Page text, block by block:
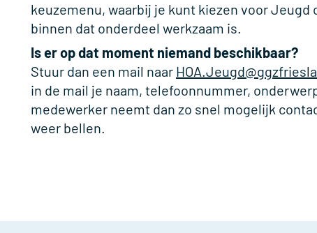
keuzemenu, waarbij je kunt kiezen voor
binnen dat onderdeel werkzaam is.
Is er op dat moment niemand beschikbaar?
Stuur dan een mail naar
in de mail je naam, telefoonnummer,
medewerker neemt dan zo snel mogelijk
weer bellen.